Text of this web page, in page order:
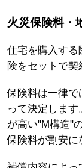
火災保険料・
住宅を購入する
険をセットで契
保険料は一律で
って決定しま
が高い"M構造"
保険料が割安に